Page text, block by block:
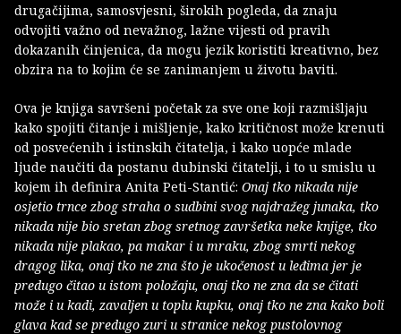
drugačijima, samosvjesni, širokih pogleda, da znaju
odvojiti važno od nevažnog, lažne vijesti od pravih
dokazanih činjenica, da mogu jezik koristiti kreativno, bez
obzira na to kojim će se zanimanjem u životu baviti.
Ova je knjiga savršeni početak za sve one koji razmišljaju
kako spojiti čitanje i mišljenje, kako kritičnost može krenuti
od posvećenih i istinskih čitatelja, i kako uopće mlade
ljude naučiti da postanu dubinski čitatelji, i to u smislu u
kojem ih definira Anita Peti-Stantić: Onaj tko nikada nije
osjetio trnce zbog straha o sudbini svog najdražeg junaka, tko
nikada nije bio sretan zbog sretnog završetka neke knjige, tko
nikada nije plakao, pa makar i u mraku, zbog smrti nekog
dragog lika, onaj tko ne zna što je ukočenost u leđima jer je
predugo čitao u istom položaju, onaj tko ne zna da se čitati
može i u kadi, zavaljen u toplu kupku, onaj tko ne zna kako boli
glava kad se predugo zuri u stranice nekog pustolovnog